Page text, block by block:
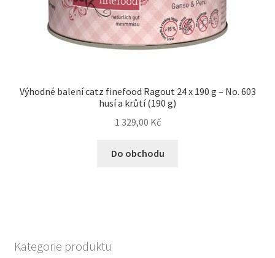
Výhodné balení catz finefood Ragout 24 x 190 g – No. 603
husí a krůtí (190 g)
1 329,00 Kč
Do obchodu
Kategorie produktu